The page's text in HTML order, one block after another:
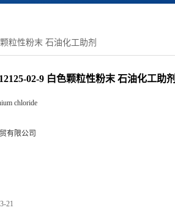
粒性粉末 石油化工助剂
02-9 白色颗粒性粉末 石油化工助剂
chloride
有限公司
21